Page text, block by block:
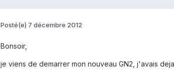
Posté(e) 7 décembre 2012
Bonsoir,
je viens de demarrer mon nouveau GN2, j'avais